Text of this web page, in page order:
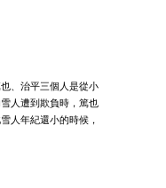
、治平三個人是從小
人遭到欺負時，篤也
人年紀還小的時候，